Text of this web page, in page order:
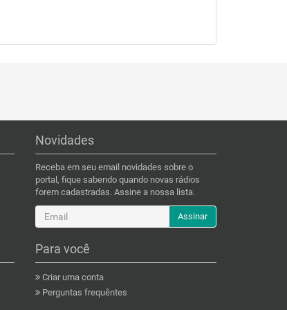
Novidades
Receba em seu email novidades sobre o
portal, fique sabendo quando novas rádios
forem cadastradas. Assine a nossa lista.
Assinar
Para você
Criar uma conta
Perguntas frequêntes